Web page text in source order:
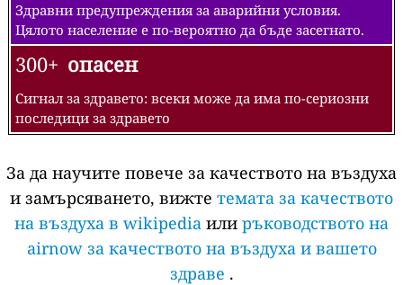
Здравни предупреждения за аварийни условия.
Цялото население е по-вероятно да бъде засегнато.
300+ опасен
Сигнал за здравето: всеки може да има по-сериозни
последици за здравето
За да научите повече за качеството на въздуха
и замърсяването, вижте темата за качеството
на въздуха в wikipedia или ръководството на
airnow за качеството на въздуха и вашето
здраве .